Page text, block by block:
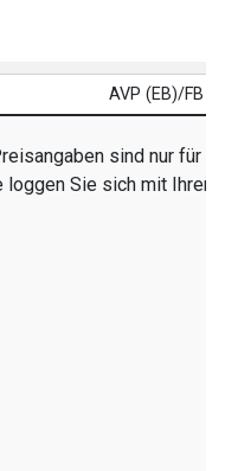
AVP (EB)/FB
sind nur für
loggen Sie sich mit Ihrem